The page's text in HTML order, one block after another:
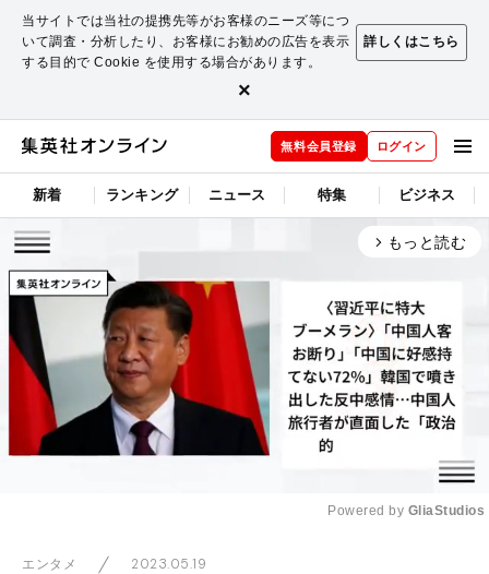
当サイトでは当社の提携先等がお客様のニーズ等につ
いて調査・分析したり、お客様にお勧めの広告を表示
する目的で Cookie を使用する場合があります。
詳しくはこちら
×
無料会員登録 ログイン
新着 ランキング ニュース 特集 ビジネス
arrow_forward_ios もっと読む
Powered by GliaStudios
エンタメ 2023.05.19